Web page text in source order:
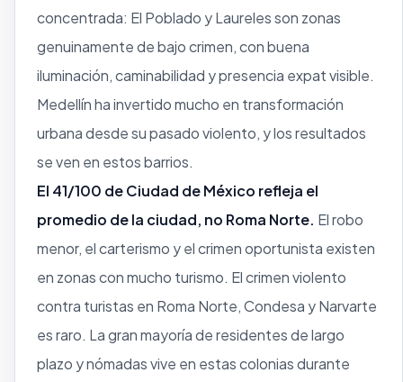
concentrada: El Poblado y Laureles son zonas
genuinamente de bajo crimen, con buena
iluminación, caminabilidad y presencia expat visible.
Medellín ha invertido mucho en transformación
urbana desde su pasado violento, y los resultados
se ven en estos barrios.
El 41/100 de Ciudad de México refleja el
promedio de la ciudad, no Roma Norte. El robo
menor, el carterismo y el crimen oportunista existen
en zonas con mucho turismo. El crimen violento
contra turistas en Roma Norte, Condesa y Narvarte
es raro. La gran mayoría de residentes de largo
plazo y nómadas vive en estas colonias durante